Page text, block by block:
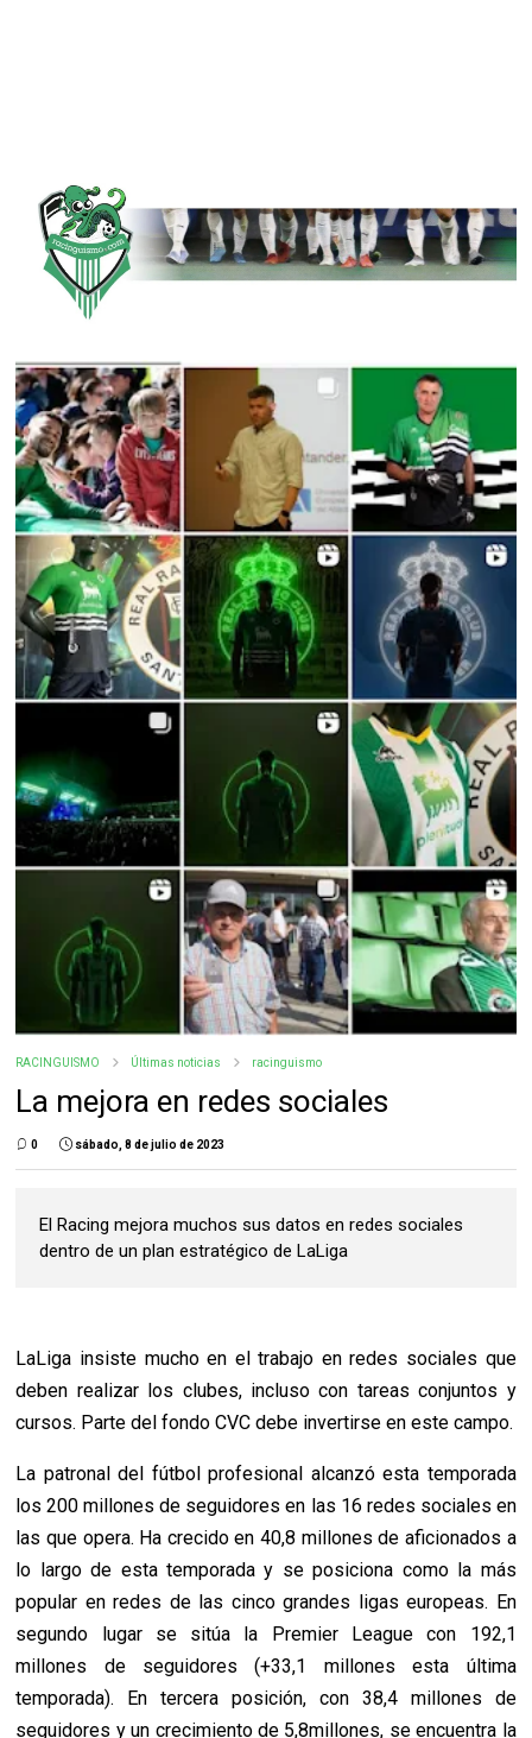
RACINGUISMO Últimas noticias racinguismo
La mejora en redes sociales
0 sábado, 8 de julio de 2023
El Racing mejora muchos sus datos en redes sociales
dentro de un plan estratégico de LaLiga
LaLiga insiste mucho en el trabajo en redes sociales que
deben realizar los clubes, incluso con tareas conjuntos y
cursos. Parte del fondo CVC debe invertirse en este campo.
La patronal del fútbol profesional alcanzó esta temporada
los 200 millones de seguidores en las 16 redes sociales en
las que opera. Ha crecido en 40,8 millones de aficionados a
lo largo de esta temporada y se posiciona como la más
popular en redes de las cinco grandes ligas europeas. En
segundo lugar se sitúa la Premier League con 192,1
millones de seguidores (+33,1 millones esta última
temporada). En tercera posición, con 38,4 millones de
seguidores y un crecimiento de 5,8millones, se encuentra la